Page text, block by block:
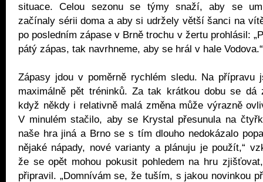
situace. Celou sezonu se týmy snaží, aby se
začínaly sérii doma a aby si udržely větší šanci na
po posledním zápase v Brně trochu v žertu prohlásil:
pátý zápas, tak navrhneme, aby se hrál v hale Vodova.“
Zápasy jdou v poměrně rychlém sledu. Na přípravu
maximálně pět tréninků. Za tak krátkou dobu se dá
když někdy i relativně malá změna může výrazně
V minulém stačilo, aby se Krystal přesunula na
naše hra jiná a Brno se s tím dlouho nedokázalo
nějaké nápady, nové varianty a plánuju je použít,“
že se opět mohou pokusit pohledem na hru
připravil. „Domnívám se, že tuším, s jakou novinkou